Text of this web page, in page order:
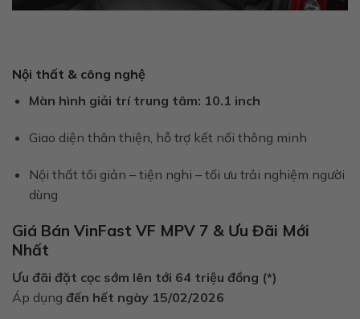
Nội thất & công nghệ
Màn hình giải trí trung tâm: 10.1 inch
Giao diện thân thiện, hỗ trợ kết nối thông minh
Nội thất tối giản – tiện nghi – tối ưu trải nghiệm người
dùng
Giá Bán VinFast VF MPV 7 & Ưu Đãi Mới
Nhất
Ưu đãi đặt cọc sớm lên tới 64 triệu đồng (*)
Áp dụng đến hết ngày 15/02/2026